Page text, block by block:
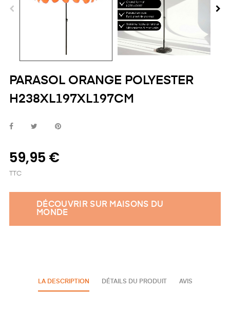
PARASOL ORANGE POLYESTER
H238XL197XL197CM
59,95 €
TTC
DÉCOUVRIR SUR MAISONS DU
MONDE
LA DESCRIPTION DÉTAILS DU PRODUIT AVIS